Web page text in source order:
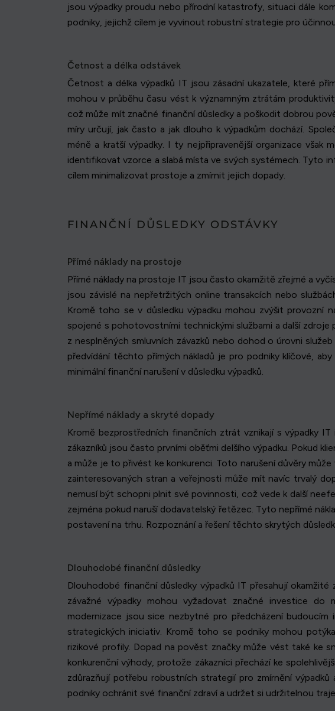
jsou výpadky proudu nebo přírodní katastrofy, situaci dále
podniky, jejichž cílem je vyvinout robustní strategie pro
Četnost a délka odstávek
Četnost a délka výpadků IT jsou zásadní ukazatele, které
mohou v průběhu času vést k významným ztrátám
což může mít značné finanční důsledky a poškodit dobrou
míry určují, jak často a jak dlouho k výpadkům dochází.
méně a kratší výpadky. I ty nejpřipravenější organizace
identifikovat vzorce a slabá místa ve svých systémech. Tyto
cílem minimalizovat prostoje a zmírnit jejich dopady.
FINANČNÍ DŮSLEDKY ODSTÁVKY
Přímé náklady na prostoje
Přímé náklady na prostoje IT jsou často okamžitě zřejmé a
jsou závislé na nepřetržitých online transakcích nebo
Kromě toho se v důsledku výpadku mohou zvýšit provozní
spojené s pohotovostními technickými službami a další
z nesplněných smluvních závazků nebo dohod o úrovni
předvídání těchto přímých nákladů je pro podniky klíčové,
minimální finanční narušení v důsledku výpadků.
Nepřímé náklady a skryté dopady
Kromě bezprostředních finančních ztrát vznikají s výpadky
zákazníků jsou často prvními oběťmi delšího výpadku. Pokud
a může je to přivést ke konkurenci. Toto narušení důvěry
zainteresovaných stran a veřejnosti může mít navíc trvalý
nemusí být schopni plnit své povinnosti, což vede k další
zejména pokud naruší dodavatelský řetězec. Tyto nepřímé
postavení na trhu. Rozpoznání a řešení těchto skrytých
Dlouhodobé finanční důsledky
Dlouhodobé finanční důsledky výpadků IT přesahují
závažné výpadky mohou vyžadovat značné investice
modernizace jsou sice nezbytné pro předcházení
strategických iniciativ. Kromě toho se podniky mohou
rizikové profily. Dopad na pověst značky může vést také ke
konkurenční výhody, protože zákazníci přechází ke
zdůrazňují potřebu robustních strategií pro zmírnění
podniky ochránit své finanční zdraví a udržet si udržitelnou